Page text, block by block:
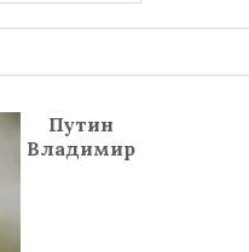
Путин
Владимир